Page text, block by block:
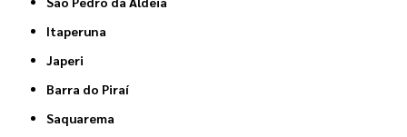
Itaperuna
Japeri
Barra do Piraí
Saquarema